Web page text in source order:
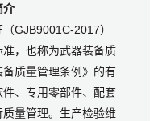
介
GJB9001C-2017）
，也称为武器装备质
质量管理条例》的有
、专用零部件、配套
量管理。生产检验维